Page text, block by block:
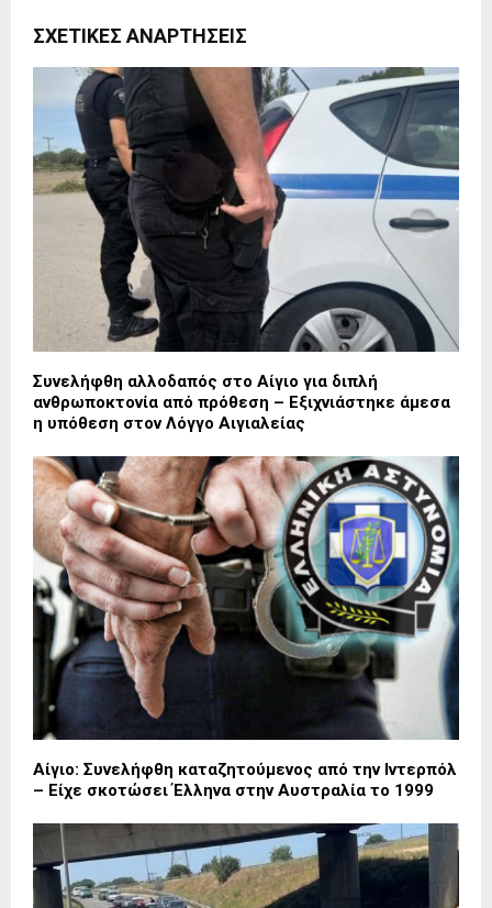
ΣΧΕΤΙΚΈΣ ΑΝΑΡΤΉΣΕΙΣ
Συνελήφθη αλλοδαπός στο Αίγιο για διπλή
ανθρωποκτονία από πρόθεση – Εξιχνιάστηκε άμεσα
η υπόθεση στον Λόγγο Αιγιαλείας
Αίγιο: Συνελήφθη καταζητούμενος από την Ιντερπόλ
– Είχε σκοτώσει Έλληνα στην Αυστραλία το 1999